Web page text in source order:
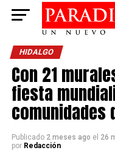
HIDALGO
Con 21
fiesta
comunidades
Publicado 2 meses ago el 26
por Redacción